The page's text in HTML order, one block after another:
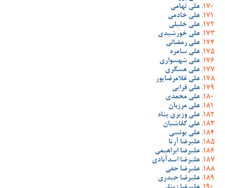
علی تهامی
علی خادمی
علی خلیلی
علی خورشیدی
علی رمضانی
علی سامره
علی شهسواری
علی عسگری
علی غلامرضاپور
علی قرایی
علی محمدی
علی مرزبان
علی وزیری پناه
علی کفاشیان
علی یونسی
علیرضا آرتا
علیرضا ابراهیمی
علیرضا اسدآبادی
علیرضا حقی
علیرضا حیدری